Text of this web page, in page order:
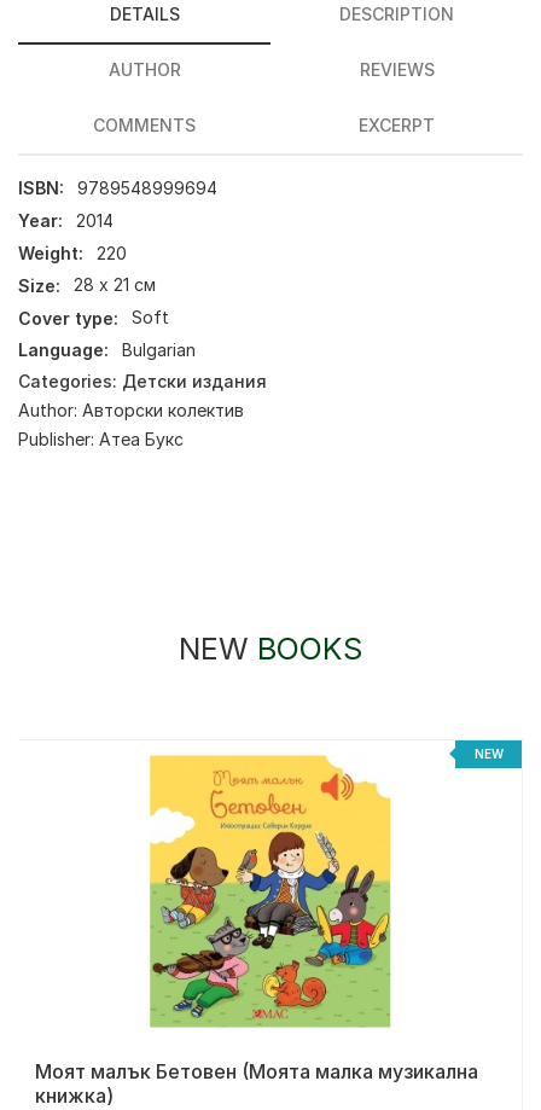
DETAILS DESCRIPTION
AUTHOR REVIEWS
COMMENTS EXCERPT
ISBN:
9789548999694
Year:
2014
Weight:
220
Size:
28 х 21 см
Cover type:
Soft
Language:
Bulgarian
Categories: Детски издания
Author: Авторски колектив
Publisher: Атеа Букс
NEW BOOKS
NEW
Моят малък Бетовен (Моята малка музикална
книжка)